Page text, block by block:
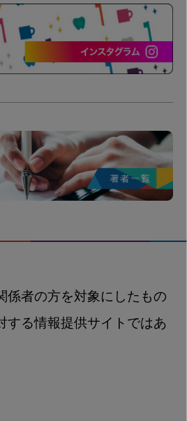
係者の方を対象にしたもの
する情報提供サイトではあ